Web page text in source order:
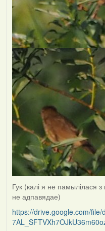
Гук (калі я не памылілася з
не адпавядае)
https://drive.google.com/file/